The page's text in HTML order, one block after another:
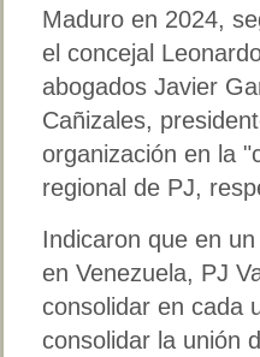
Maduro en 2024,
el concejal
abogados Javier
Cañizales,
organización en la
regional de PJ,
Indicaron que en
en Venezuela, PJ
consolidar en cada
consolidar la unión